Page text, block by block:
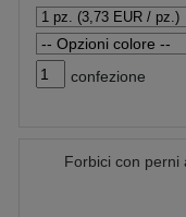
confezione
Forbici con perni